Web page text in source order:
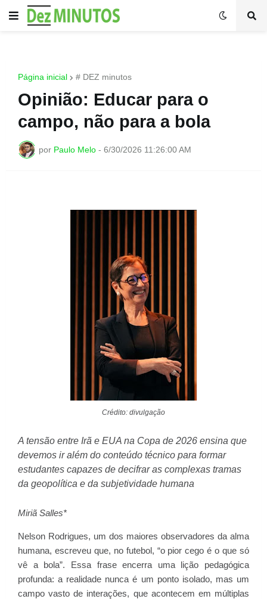
Página inicial # DEZ minutos
Opinião: Educar para o
campo, não para a bola
por Paulo Melo - 6/30/2026 11:26:00 AM
Crédito: divulgação
A tensão entre Irã e EUA na Copa de 2026 ensina que
devemos ir além do conteúdo técnico para formar
estudantes capazes de decifrar as complexas tramas
da geopolítica e da subjetividade humana
Miriã Salles*
Nelson Rodrigues, um dos maiores observadores da alma
humana, escreveu que, no futebol, “o pior cego é o que só
vê a bola”. Essa frase encerra uma lição pedagógica
profunda: a realidade nunca é um ponto isolado, mas um
campo vasto de interações, que acontecem em múltiplas